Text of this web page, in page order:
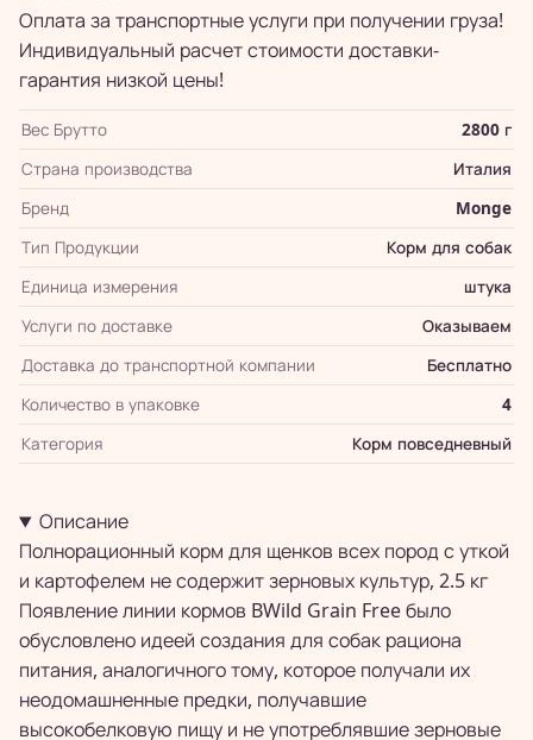
Оплата за транспортные услуги при получении груза!
Индивидуальный расчет стоимости доставки-
гарантия низкой цены!
Вес Брутто
2800 г
Страна производства
Италия
Бренд
Monge
Тип Продукции
Корм для собак
Единица измерения
штука
Услуги по доставке
Оказываем
Доставка до транспортной компании
Бесплатно
Количество в упаковке
4
Категория
Корм повседневный
Описание
Полнорационный корм для щенков всех пород с уткой
и картофелем не содержит зерновых культур, 2.5 кг
Появление линии кормов BWild Grain Free было
обусловлено идеей создания для собак рациона
питания, аналогичного тому, которое получали их
неодомашненные предки, получавшие
высокобелковую пищу и не употреблявшие зерновые